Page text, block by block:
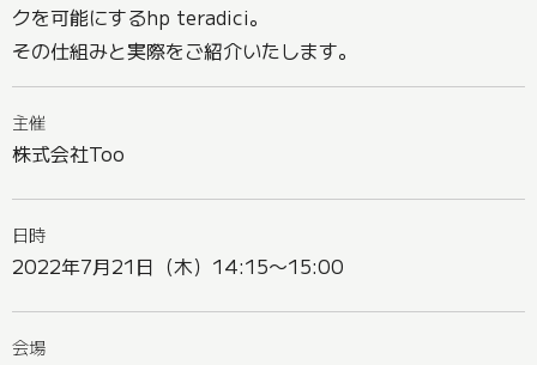
クを可能にするhp teradici。
その仕組みと実際をご紹介いたします。
主催
株式会社Too
日時
2022年7月21日（木）14:15〜15:00
会場